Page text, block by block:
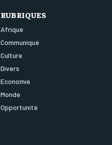
RUBRIQUES
Afrique
Communiqué
Culture
Divers
Economie
Monde
Opportunité